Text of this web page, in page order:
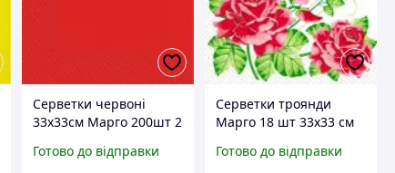
Серветки червоні
33х33см Марго 200шт 2
Готово до відправки
Серветки троянди
Марго 18 шт 33х33 см
Готово до відправки